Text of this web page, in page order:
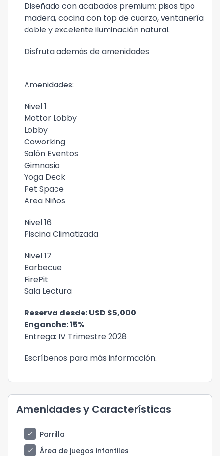
Diseñado con acabados premium: pisos tipo
madera, cocina con top de cuarzo, ventanería
doble y excelente iluminación natural.
Disfruta además de amenidades
Amenidades:
Nivel 1
Mottor Lobby
Lobby
Coworking
Salón Eventos
Gimnasio
Yoga Deck
Pet Space
Area Niños
Nivel 16
Piscina Climatizada
Nivel 17
Barbecue
FirePit
Sala Lectura
Reserva desde: USD $5,000
Enganche: 15%
Entrega: IV Trimestre 2028
Escríbenos para más información.
Amenidades y Características
check
Parrilla
check
Área de juegos infantiles